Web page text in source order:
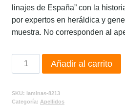
linajes de España” con la
por expertos en heráldica y
muestra. No corresponden al
Añadir al carrito
SKU: laminas-8213
Categoría: Apellidos